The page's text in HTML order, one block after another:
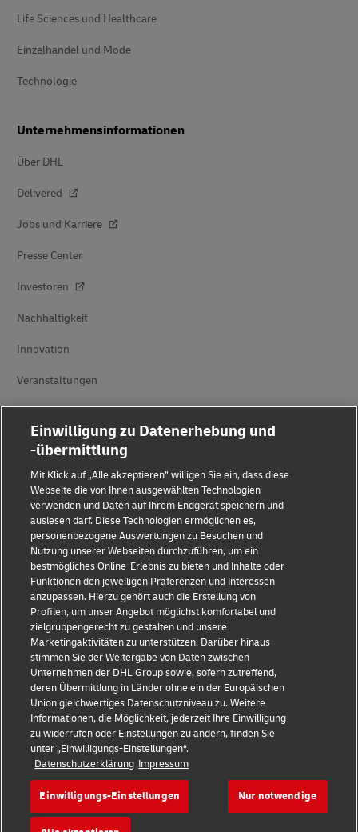
Life Sciences und Healthcare
Einzelhandel und Mode
Technologie
Unternehmensinformationen
Über DHL
Delivered
Jobs und Karriere
Presse Center
Investoren
Nachhaltigkeit
Innovation
Veranstaltungen
Markenpartnerschaften
Betrugserkennung
Impressum
Nutzungsbedingungen
Datenschutz
Barrierefreiheit
Weitere Informationen
Cookie-Einstellungen
Folgen Sie uns
Einwilligung zu Datenerhebung und
-übermittlung
Mit Klick auf „Alle akzeptieren” willigen Sie ein, dass diese
Webseite die von Ihnen ausgewählten Technologien
verwenden und Daten auf Ihrem Endgerät speichern und
auslesen darf. Diese Technologien ermöglichen es,
personenbezogene Auswertungen zu Besuchen und
Nutzung unserer Webseiten durchzuführen, um ein
bestmögliches Online-Erlebnis zu bieten und Inhalte oder
Funktionen den jeweiligen Präferenzen und Interessen
anzupassen. Hierzu gehört auch die Erstellung von
Profilen, um unser Angebot möglichst komfortabel und
zielgruppengerecht zu gestalten und unsere
Marketingaktivitäten zu unterstützen. Darüber hinaus
stimmen Sie der Weitergabe von Daten zwischen
Unternehmen der DHL Group sowie, sofern zutreffend,
deren Übermittlung in Länder ohne ein der Europäischen
Union gleichwertiges Datenschutzniveau zu. Weitere
Informationen, die Möglichkeit, jederzeit Ihre Einwilligung
zu widerrufen oder Einstellungen zu ändern, finden Sie
unter „Einwilligungs-Einstellungen“.
Datenschutzerklärung Impressum
Einwilligungs-Einstellungen Nur notwendige